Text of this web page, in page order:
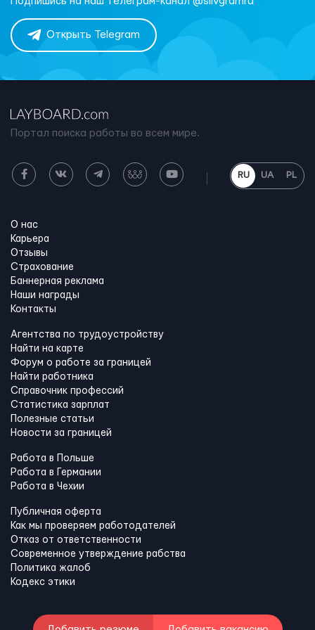
Открыть Telegram
Портал поиска работы во всем мире.
RU UA PL
О нас
Карьера
Отзывы
Страхование
Баннерная реклама
Наши награды
Контакты
Агентства по трудоустройству
Найти на карте
Форум о работе за границей
Найти работника
Справочник профессий
Статистика зарплат
Полезные статьи
Новости за границей
Работа в Польше
Работа в Германии
Работа в Чехии
Публичная оферта
Как мы проверяем работодателей
Отказ от ответственности
Современное утверждение рабства
Политика жалоб
Кодекс этики